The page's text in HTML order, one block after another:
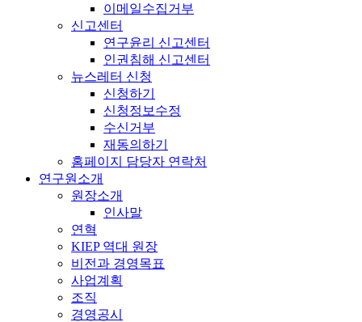
이메일수집거부
신고센터
연구윤리 신고센터
인권침해 신고센터
뉴스레터 신청
신청하기
신청정보수정
수신거부
재동의하기
홈페이지 담당자 연락처
연구원소개
원장소개
인사말
연혁
KIEP 역대 원장
비전과 경영목표
사업계획
조직
경영공시